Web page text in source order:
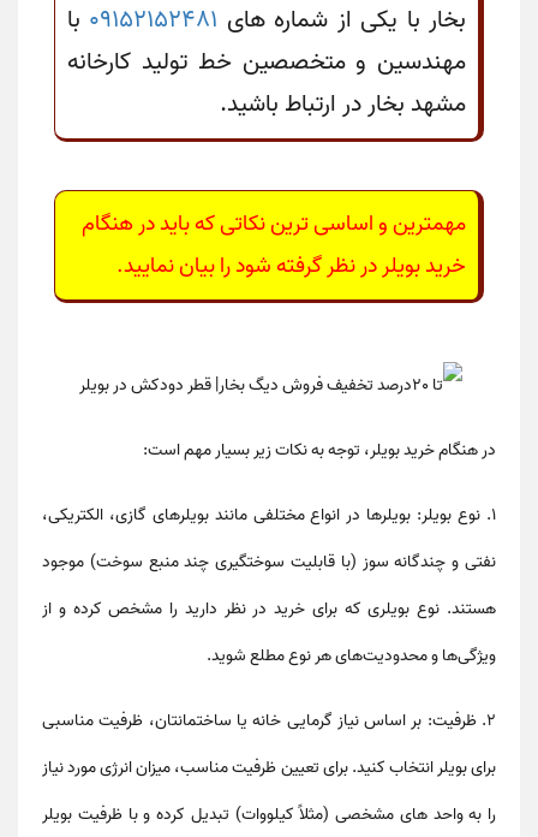
بخار با یکی از شماره های 09152152481 با
مهندسین و متخصصین خط تولید کارخانه
مشهد بخار در ارتباط باشید.
مهمترین و اساسی ترین نکاتی که باید در هنگام
خرید بویلر در نظر گرفته شود را بیان نمایید.
در هنگام خرید بویلر، توجه به نکات زیر بسیار مهم است:
1. نوع بویلر: بویلرها در انواع مختلفی مانند بویلرهای گازی، الکتریکی،
نفتی و چندگانه سوز (با قابلیت سوختگیری چند منبع سوخت) موجود
هستند. نوع بویلری که برای خرید در نظر دارید را مشخص کرده و از
ویژگی‌ها و محدودیت‌های هر نوع مطلع شوید.
2. ظرفیت: بر اساس نیاز گرمایی خانه یا ساختمانتان، ظرفیت مناسبی
برای بویلر انتخاب کنید. برای تعیین ظرفیت مناسب، میزان انرژی مورد نیاز
را به واحد های مشخصی (مثلاً کیلووات) تبدیل کرده و با ظرفیت بویلر